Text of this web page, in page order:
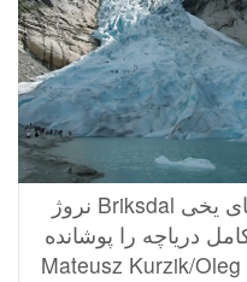
12 سال عقب نشینی در کوه های یخی Briksdal نروژ
دریاچه را پوشانده